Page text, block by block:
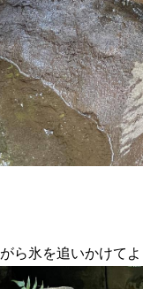
ら氷を追いかけてよ